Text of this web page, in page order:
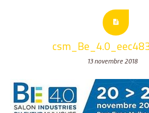
13 novembre 2018